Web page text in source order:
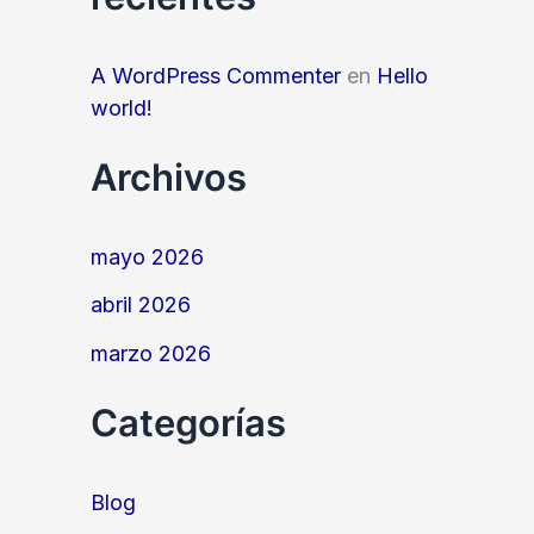
A WordPress Commenter en Hello
world!
Archivos
mayo 2026
abril 2026
marzo 2026
Categorías
Blog